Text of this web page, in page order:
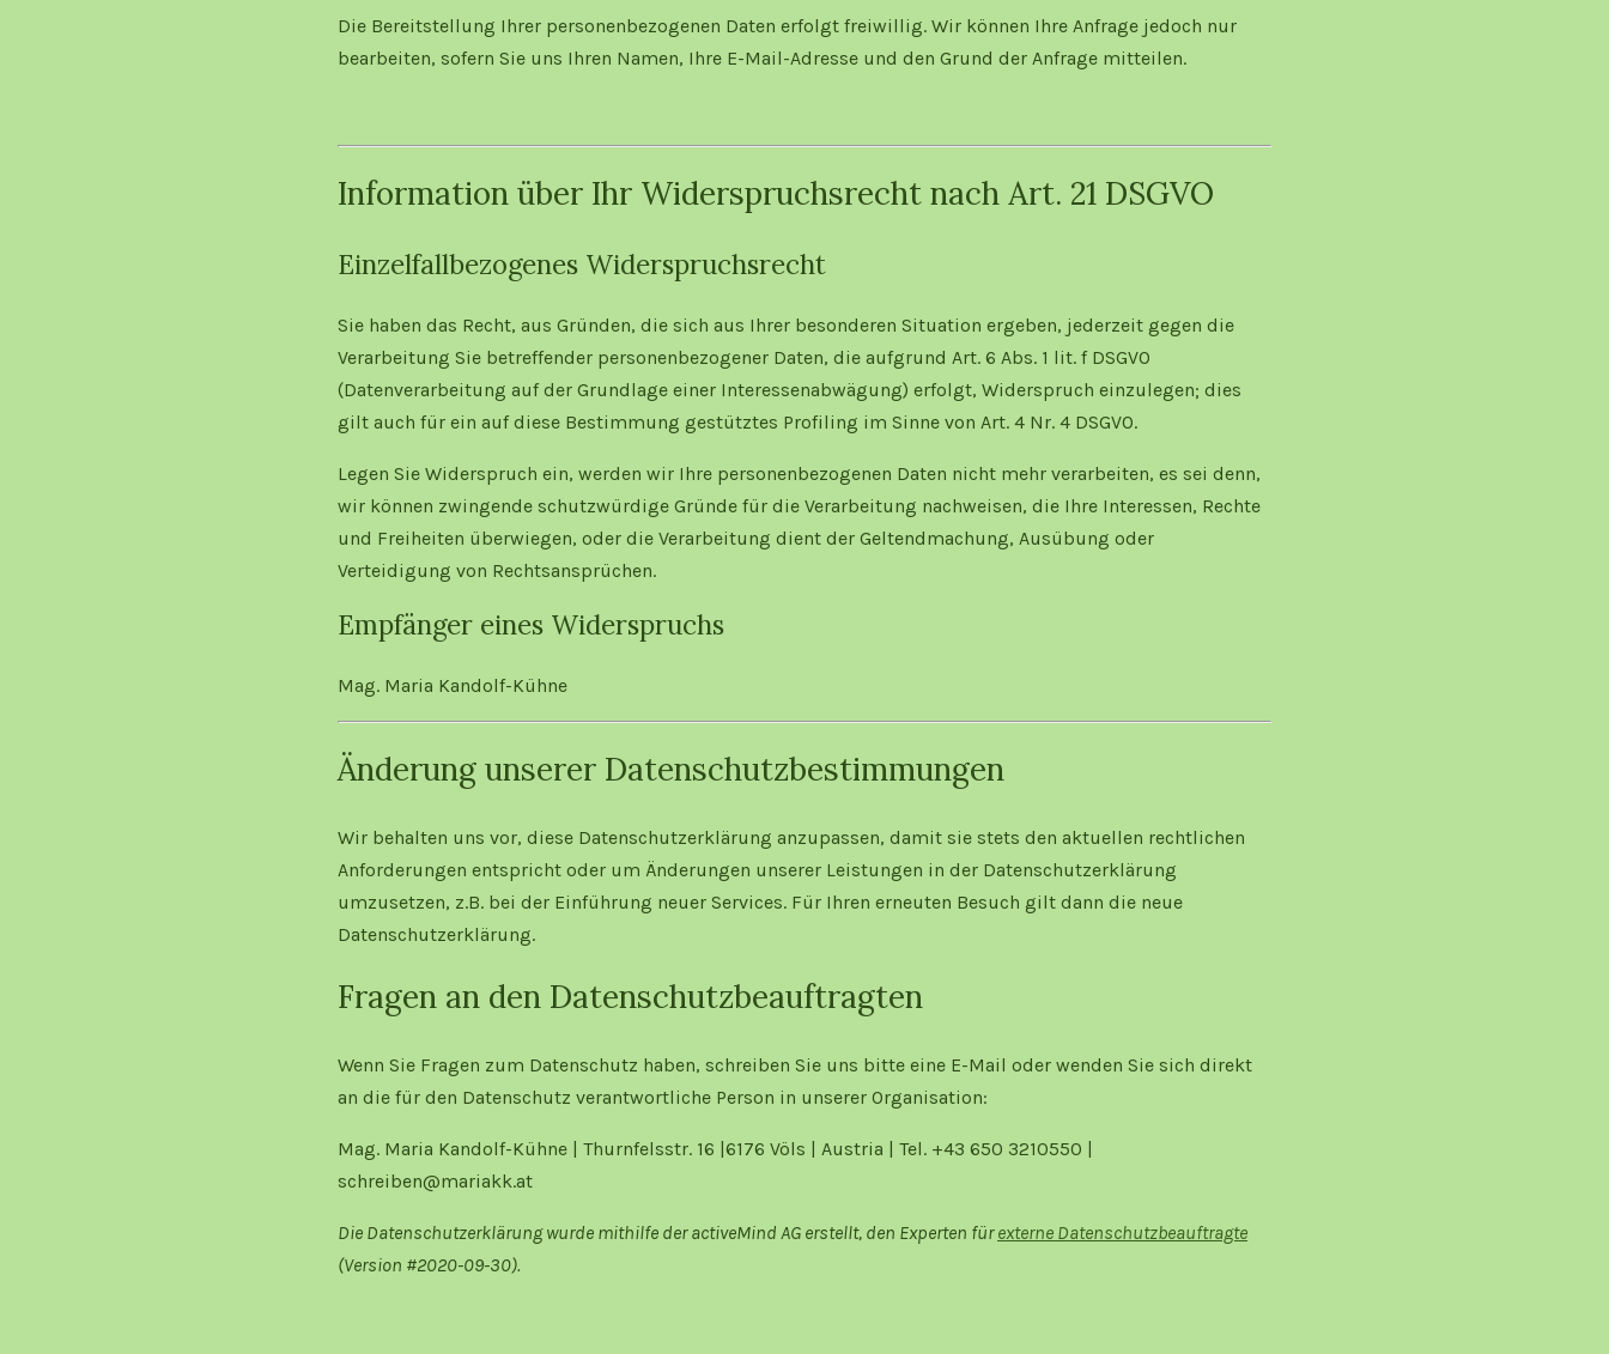
Die Bereitstellung Ihrer personenbezogenen Daten erfolgt freiwillig. Wir können Ihre Anfrage jedoch nur
bearbeiten, sofern Sie uns Ihren Namen, Ihre E-Mail-Adresse und den Grund der Anfrage mitteilen.
Information über Ihr Widerspruchsrecht nach Art. 21 DSGVO
Einzelfallbezogenes Widerspruchsrecht
Sie haben das Recht, aus Gründen, die sich aus Ihrer besonderen Situation ergeben, jederzeit gegen die
Verarbeitung Sie betreffender personenbezogener Daten, die aufgrund Art. 6 Abs. 1 lit. f DSGVO
(Datenverarbeitung auf der Grundlage einer Interessenabwägung) erfolgt, Widerspruch einzulegen; dies
gilt auch für ein auf diese Bestimmung gestütztes Profiling im Sinne von Art. 4 Nr. 4 DSGVO.
Legen Sie Widerspruch ein, werden wir Ihre personenbezogenen Daten nicht mehr verarbeiten, es sei denn,
wir können zwingende schutzwürdige Gründe für die Verarbeitung nachweisen, die Ihre Interessen, Rechte
und Freiheiten überwiegen, oder die Verarbeitung dient der Geltendmachung, Ausübung oder
Verteidigung von Rechtsansprüchen.
Empfänger eines Widerspruchs
Mag. Maria Kandolf-Kühne
Änderung unserer Datenschutzbestimmungen
Wir behalten uns vor, diese Datenschutzerklärung anzupassen, damit sie stets den aktuellen rechtlichen
Anforderungen entspricht oder um Änderungen unserer Leistungen in der Datenschutzerklärung
umzusetzen, z.B. bei der Einführung neuer Services. Für Ihren erneuten Besuch gilt dann die neue
Datenschutzerklärung.
Fragen an den Datenschutzbeauftragten
Wenn Sie Fragen zum Datenschutz haben, schreiben Sie uns bitte eine E-Mail oder wenden Sie sich direkt
an die für den Datenschutz verantwortliche Person in unserer Organisation:
Mag. Maria Kandolf-Kühne | Thurnfelsstr. 16 |6176 Völs | Austria | Tel. +43 650 3210550 |
schreiben@mariakk.at
Die Datenschutzerklärung wurde mithilfe der activeMind AG erstellt, den Experten fürexterne Datenschutzbeauftragte
(Version #2020-09-30).